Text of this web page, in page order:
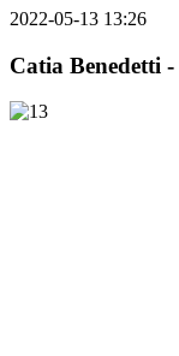
2022-05-13 13:26
Catia Benedetti